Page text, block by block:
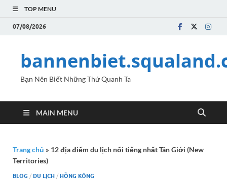
TOP MENU
07/08/2026
Bạn Nên Biết Những Thứ Quanh Ta
MAIN MENU
Trang chủ » 12 địa điểm du lịch nổi tiếng nhất Tân Giới (New
Territories)
BLOG / DU LỊCH / HỒNG KÔNG